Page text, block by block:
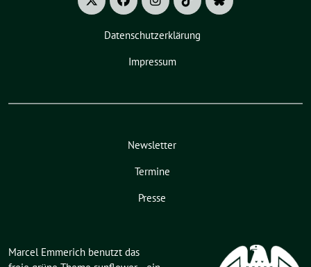
Datenschutzerklärung
Impressum
Newsletter
Termine
Presse
Marcel Emmerich benutzt das